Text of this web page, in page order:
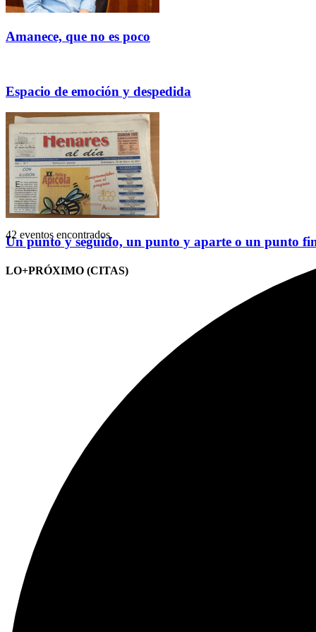
Amanece, que no es poco
Espacio de emoción y despedida
Un punto y seguido, un punto y aparte o un punto
LO+PRÓXIMO (CITAS)
42 eventos encontrados.